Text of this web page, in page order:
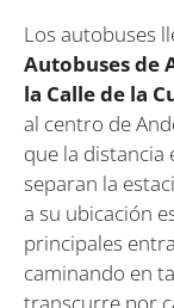
Los autobuses
Autobuses de
la Calle de la
al centro de
que la distancia
separan la
a su ubicación
principales
caminando en
transcurre por